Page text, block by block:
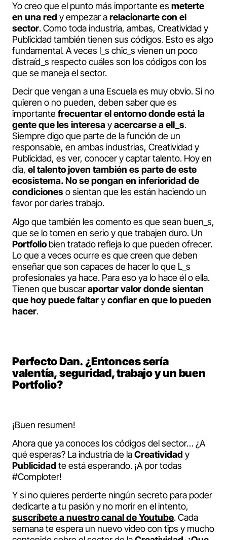
Yo creo que el punto más importante es meterte
en una red y empezar arelacionarte con el
sector. Como toda industria, ambas, Creatividad y
Publicidad también tienen sus códigos. Esto es algo
fundamental. A veces l_s chic_s vienen un poco
distraíd_s respecto cuáles son los códigos con los
que se maneja el sector.
Decir que vengan a una Escuela es muy obvio. Si no
quieren o no pueden, deben saber que es
importantefrecuentar el entorno donde está la
gente que les interesayacercarse a ell_s.
Siempre digo que parte de la función de un
responsable, en ambas industrias, Creatividad y
Publicidad, es ver, conocer y captar talento. Hoy en
día, el talento joven también es parte de este
ecosistema.No se pongan en inferioridad de
condicioneso sientan que les están haciendo un
favor por darles trabajo.
Algo que también les comento es que sean buen_s,
que se lo tomen en serio y que trabajen duro. Un
Portfolio bien tratado refleja lo que pueden ofrecer.
Lo que a veces ocurre es que creen que deben
enseñar que son capaces de hacer lo que L_s
profesionales ya hace. Para eso ya lo hace él o ella.
Tienen que buscaraportar valor donde sientan
que hoy puede faltaryconfiar en que lo pueden
hacer.
Perfecto Dan. ¿Entonces sería
valentía, seguridad, trabajo y un buen
Portfolio?
¡Buen resumen!
Ahora que ya conoces los códigos del sector… ¿A
qué esperas? La industria de laCreatividad y
Publicidad te está esperando. ¡A por todas
#Comploter!
Y si no quieres perderte ningún secreto para poder
dedicarte a tu pasión y no morir en el intento,
suscríbete a nuestro canal de Youtube. Cada
semana te espera un nuevo video con tips y mucho